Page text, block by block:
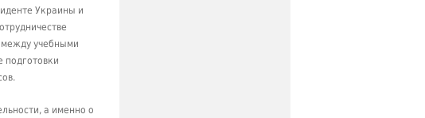
Украины и
между учебными
подготовки
а именно о